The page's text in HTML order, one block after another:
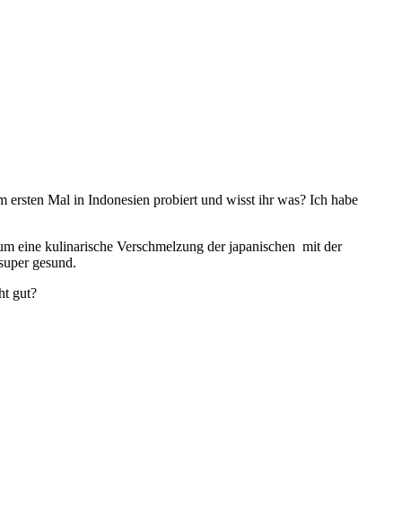
Mal in Indonesien probiert und wisst ihr was? Ich habe
eine kulinarische Verschmelzung der japanischen mit der
gesund.
gut?